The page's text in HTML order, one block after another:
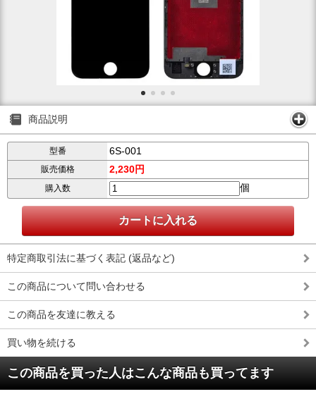
商品説明
型番 6S-001
販売価格 2,230円
購入数 個
特定商取引法に基づく表記 (返品など)
この商品について問い合わせる
この商品を友達に教える
買い物を続ける
この商品を買った人はこんな商品も買ってます